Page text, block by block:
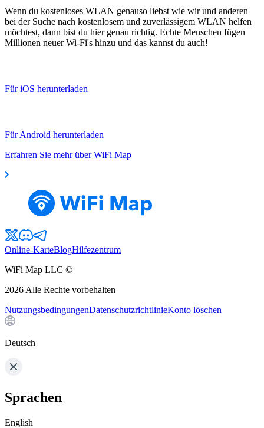
Wenn du kostenloses WLAN genauso liebst wie wir und anderen
bei der Suche nach kostenlosem und zuverlässigem WLAN helfen
möchtest, dann bist du hier genau richtig. Echte Menschen fügen
Millionen neuer Wi-Fi's hinzu und das kannst du auch!
Für iOS herunterladen
Für Android herunterladen
Erfahren Sie mehr über WiFi Map
Online-KarteBlogHilfezentrum
WiFi Map LLC ©
2026 Alle Rechte vorbehalten
NutzungsbedingungenDatenschutzrichtlinieKonto löschen
Deutsch
Sprachen
English